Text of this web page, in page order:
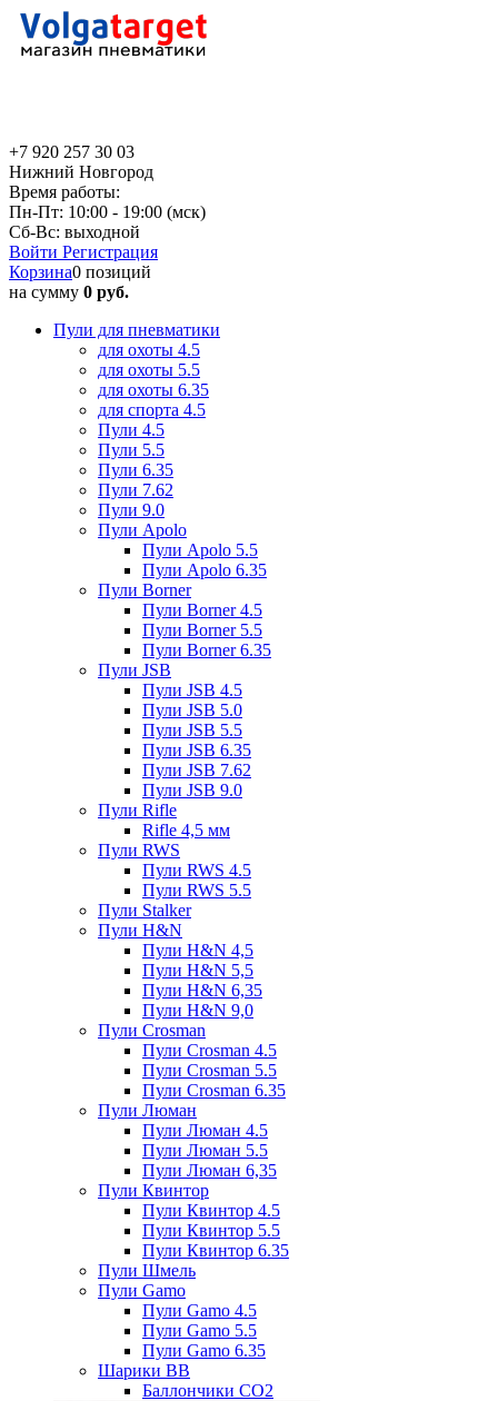
+7 920 257 30 03
Нижний Новгород
Время работы:
Пн-Пт: 10:00 - 19:00 (мск)
Сб-Вс: выходной
Войти Регистрация
Корзина0 позиций
на сумму 0 руб.
Пули для пневматики
для охоты 4.5
для охоты 5.5
для охоты 6.35
для спорта 4.5
Пули 4.5
Пули 5.5
Пули 6.35
Пули 7.62
Пули 9.0
Пули Apolo
Пули Apolo 5.5
Пули Apolo 6.35
Пули Borner
Пули Borner 4.5
Пули Borner 5.5
Пули Borner 6.35
Пули JSB
Пули JSB 4.5
Пули JSB 5.0
Пули JSB 5.5
Пули JSB 6.35
Пули JSB 7.62
Пули JSB 9.0
Пули Rifle
Rifle 4,5 мм
Пули RWS
Пули RWS 4.5
Пули RWS 5.5
Пули Stalker
Пули H&N
Пули H&N 4,5
Пули H&N 5,5
Пули H&N 6,35
Пули H&N 9,0
Пули Crosman
Пули Crosman 4.5
Пули Crosman 5.5
Пули Crosman 6.35
Пули Люман
Пули Люман 4.5
Пули Люман 5.5
Пули Люман 6,35
Пули Квинтор
Пули Квинтор 4.5
Пули Квинтор 5.5
Пули Квинтор 6.35
Пули Шмель
Пули Gamo
Пули Gamo 4.5
Пули Gamo 5.5
Пули Gamo 6.35
Шарики BB
Баллончики CO2